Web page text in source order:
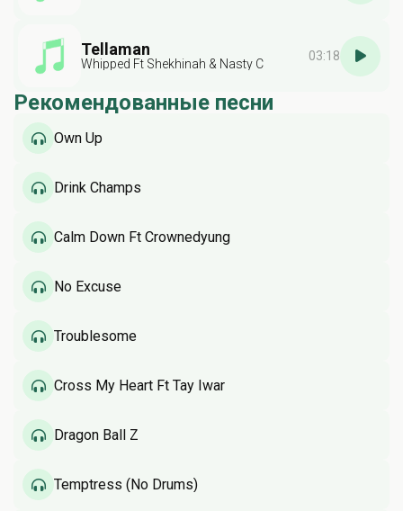
Tellaman
Whipped Ft Shekhinah & Nasty C
03:18
Рекомендованные песни
Own Up
Drink Champs
Calm Down Ft Crownedyung
No Excuse
Troublesome
Cross My Heart Ft Tay Iwar
Dragon Ball Z
Temptress (No Drums)